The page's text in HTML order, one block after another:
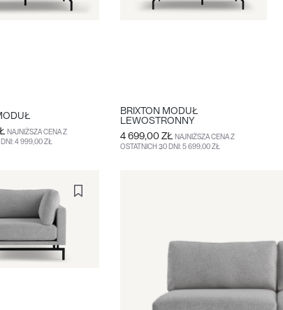
NAJNIŻSZA CENA Z
4 999,00 ZŁ
BRIXTON MODUŁ
LEWOSTRONNY
4 699,00 ZŁ NAJNIŻSZA CENA Z
OSTATNICH 30 DNI: 5 699,00 ZŁ